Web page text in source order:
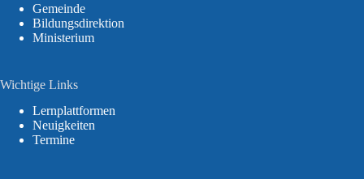
Gemeinde
Bildungsdirektion
Ministerium
Wichtige Links
Lernplattformen
Neuigkeiten
Termine